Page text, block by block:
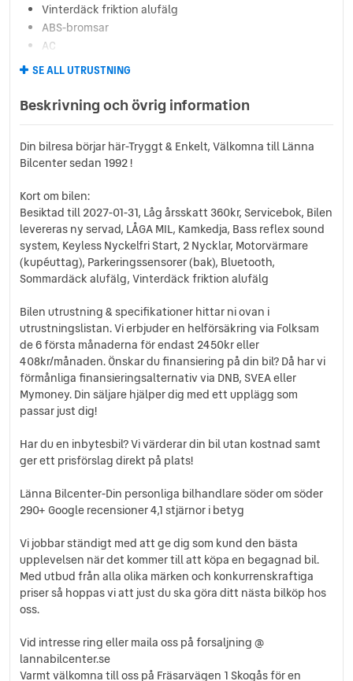
Vinterdäck friktion alufälg
ABS-bromsar
AC
Airbag förare
Antisladd
Avstängningsbar airbag passagerare
Barnlås
Bluetooth (handsfree)
Broms-assistans
Centrallås (fjärrstyrt)
Delbart baksäte
Digitalt mätarhus
Dimljus fram
Elhissar (fram)
Euro NCAP 5
Fällbara baksäten
Färddator
ISOFIX-fästen bak
Multifunktionsratt
Regnsensor
Sidoairbags
Sminkspegel
Svensksåld
Sätesvärme (fram)
USB-uttag
Yttertemperaturmätare
SE ALL UTRUSTNING
Beskrivning och övrig information
Din bilresa börjar här-Tryggt & Enkelt, Välkomna till Länna
Bilcenter sedan 1992 !
Kort om bilen:
Besiktad till 2027-01-31, Låg årsskatt 360kr, Servicebok, Bilen
levereras ny servad, LÅGA MIL, Kamkedja, Bass reflex sound
system, Keyless Nyckelfri Start, 2 Nycklar, Motorvärmare
(kupéuttag), Parkeringssensorer (bak), Bluetooth,
Sommardäck alufälg, Vinterdäck friktion alufälg
Bilen utrustning & specifikationer hittar ni ovan i
utrustningslistan. Vi erbjuder en helförsäkring via Folksam
de 6 första månaderna för endast 2450kr eller
408kr/månaden. Önskar du finansiering på din bil? Då har vi
förmånliga finansieringsalternativ via DNB, SVEA eller
Mymoney. Din säljare hjälper dig med ett upplägg som
passar just dig!
Har du en inbytesbil? Vi värderar din bil utan kostnad samt
ger ett prisförslag direkt på plats!
Länna Bilcenter-Din personliga bilhandlare söder om söder
290+ Google recensioner 4,1 stjärnor i betyg
Vi jobbar ständigt med att ge dig som kund den bästa
upplevelsen när det kommer till att köpa en begagnad bil.
Med utbud från alla olika märken och konkurrenskraftiga
priser så hoppas vi att just du ska göra ditt nästa bilköp hos
oss.
Vid intresse ring eller maila oss på forsaljning @
lannabilcenter.se
Varmt välkomna till oss på Fräsarvägen 1 Skogås för en